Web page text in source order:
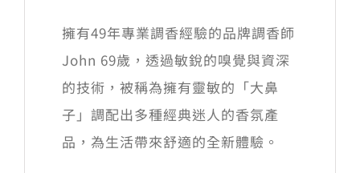
擁有49年專業調香經驗的品牌調香師
John 69歲，透過敏銳的嗅覺與資深
的技術，被稱為擁有靈敏的「大鼻
子」調配出多種經典迷人的香氛產
品，為生活帶來舒適的全新體驗。